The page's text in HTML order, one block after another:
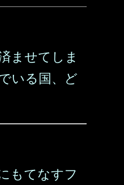
ませてしま
いる国、ど
もてなすフ